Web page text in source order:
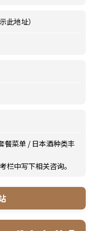
此地址）
餐菜单 / 日本酒种类丰
中写下相关咨询。